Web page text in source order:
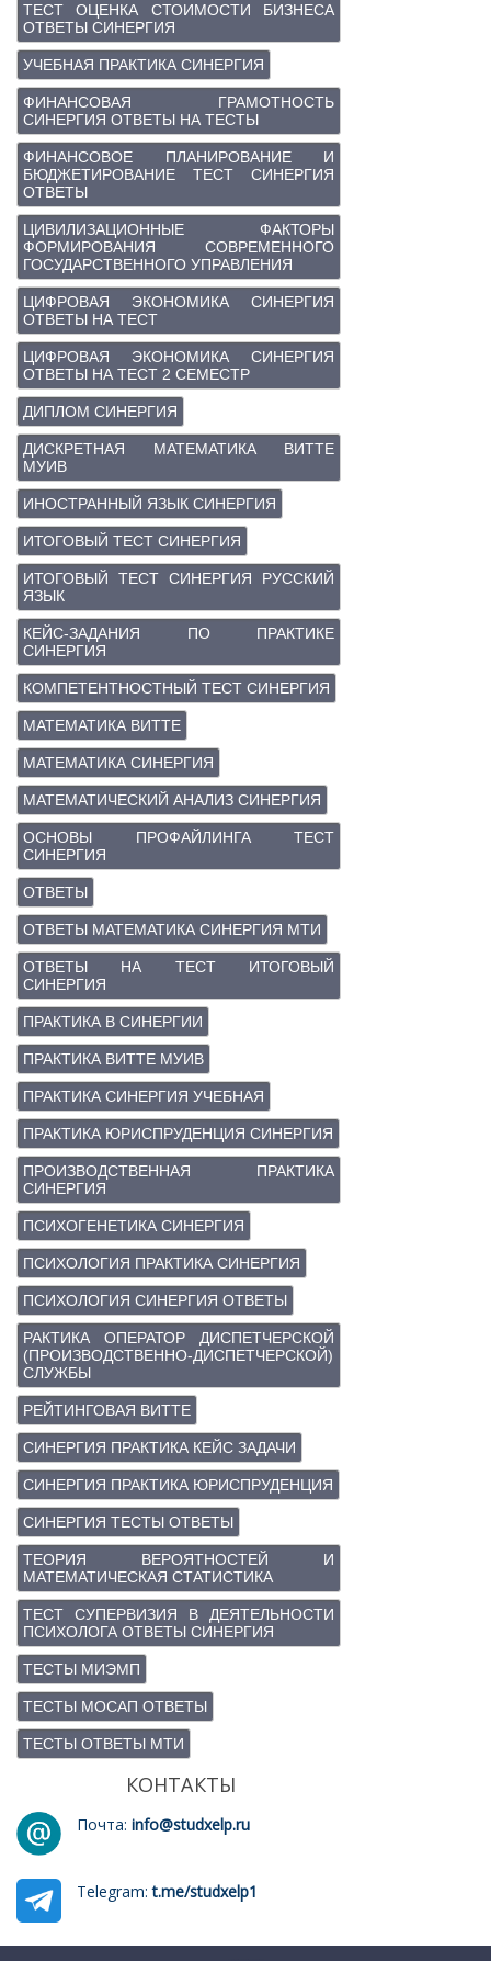
ТЕСТ ОЦЕНКА СТОИМОСТИ БИЗНЕСА
ОТВЕТЫ СИНЕРГИЯ
УЧЕБНАЯ ПРАКТИКА СИНЕРГИЯ
ФИНАНСОВАЯ ГРАМОТНОСТЬ
СИНЕРГИЯ ОТВЕТЫ НА ТЕСТЫ
ФИНАНСОВОЕ ПЛАНИРОВАНИЕ И
БЮДЖЕТИРОВАНИЕ ТЕСТ СИНЕРГИЯ
ОТВЕТЫ
ЦИВИЛИЗАЦИОННЫЕ ФАКТОРЫ
ФОРМИРОВАНИЯ СОВРЕМЕННОГО
ГОСУДАРСТВЕННОГО УПРАВЛЕНИЯ
ЦИФРОВАЯ ЭКОНОМИКА СИНЕРГИЯ
ОТВЕТЫ НА ТЕСТ
ЦИФРОВАЯ ЭКОНОМИКА СИНЕРГИЯ
ОТВЕТЫ НА ТЕСТ 2 СЕМЕСТР
ДИПЛОМ СИНЕРГИЯ
ДИСКРЕТНАЯ МАТЕМАТИКА ВИТТЕ
МУИВ
ИНОСТРАННЫЙ ЯЗЫК СИНЕРГИЯ
ИТОГОВЫЙ ТЕСТ СИНЕРГИЯ
ИТОГОВЫЙ ТЕСТ СИНЕРГИЯ РУССКИЙ
ЯЗЫК
КЕЙС-ЗАДАНИЯ ПО ПРАКТИКЕ
СИНЕРГИЯ
КОМПЕТЕНТНОСТНЫЙ ТЕСТ СИНЕРГИЯ
МАТЕМАТИКА ВИТТЕ
МАТЕМАТИКА СИНЕРГИЯ
МАТЕМАТИЧЕСКИЙ АНАЛИЗ СИНЕРГИЯ
ОСНОВЫ ПРОФАЙЛИНГА ТЕСТ
СИНЕРГИЯ
ОТВЕТЫ
ОТВЕТЫ МАТЕМАТИКА СИНЕРГИЯ МТИ
ОТВЕТЫ НА ТЕСТ ИТОГОВЫЙ
СИНЕРГИЯ
ПРАКТИКА В СИНЕРГИИ
ПРАКТИКА ВИТТЕ МУИВ
ПРАКТИКА СИНЕРГИЯ УЧЕБНАЯ
ПРАКТИКА ЮРИСПРУДЕНЦИЯ СИНЕРГИЯ
ПРОИЗВОДСТВЕННАЯ ПРАКТИКА
СИНЕРГИЯ
ПСИХОГЕНЕТИКА СИНЕРГИЯ
ПСИХОЛОГИЯ ПРАКТИКА СИНЕРГИЯ
ПСИХОЛОГИЯ СИНЕРГИЯ ОТВЕТЫ
РАКТИКА ОПЕРАТОР ДИСПЕТЧЕРСКОЙ
(ПРОИЗВОДСТВЕННО-ДИСПЕТЧЕРСКОЙ)
СЛУЖБЫ
РЕЙТИНГОВАЯ ВИТТЕ
СИНЕРГИЯ ПРАКТИКА КЕЙС ЗАДАЧИ
СИНЕРГИЯ ПРАКТИКА ЮРИСПРУДЕНЦИЯ
СИНЕРГИЯ ТЕСТЫ ОТВЕТЫ
ТЕОРИЯ ВЕРОЯТНОСТЕЙ И
МАТЕМАТИЧЕСКАЯ СТАТИСТИКА
ТЕСТ СУПЕРВИЗИЯ В ДЕЯТЕЛЬНОСТИ
ПСИХОЛОГА ОТВЕТЫ СИНЕРГИЯ
ТЕСТЫ МИЭМП
ТЕСТЫ МОСАП ОТВЕТЫ
ТЕСТЫ ОТВЕТЫ МТИ
КОНТАКТЫ
Почта: info@studxelp.ru
Telegram:t.me/studxelp1